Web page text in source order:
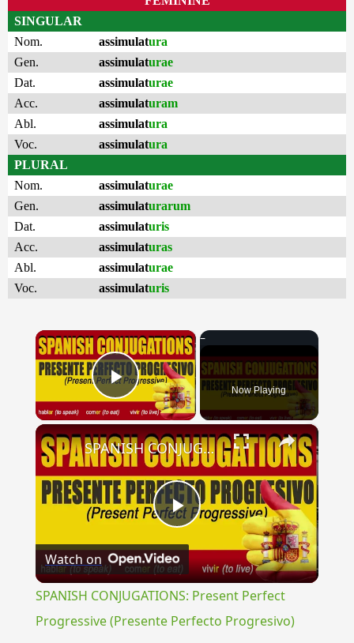
SINGULAR
Nom.
assimulatura
Gen.
assimulaturae
Dat.
assimulaturae
Acc.
assimulaturam
Abl.
assimulatura
Voc.
assimulatura
PLURAL
Nom.
assimulaturae
Gen.
assimulaturarum
Dat.
assimulaturis
Acc.
assimulaturas
Abl.
assimulaturae
Voc.
assimulaturis
×
Play Video Now Playing
×
Play
Video
SPANISH CONJUGATIONS: Present Perfect Progressive (Presente Perfecto Progresivo)
Watch on
SPANISH CONJUGATIONS: Present Perfect
Progressive (Presente Perfecto Progresivo)